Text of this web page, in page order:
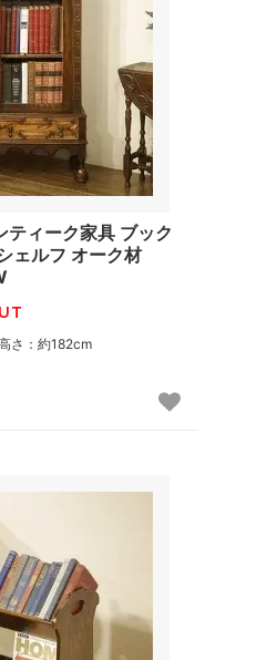
ィーク家具 ブック
ェルフ オーク材
さ：約182cm